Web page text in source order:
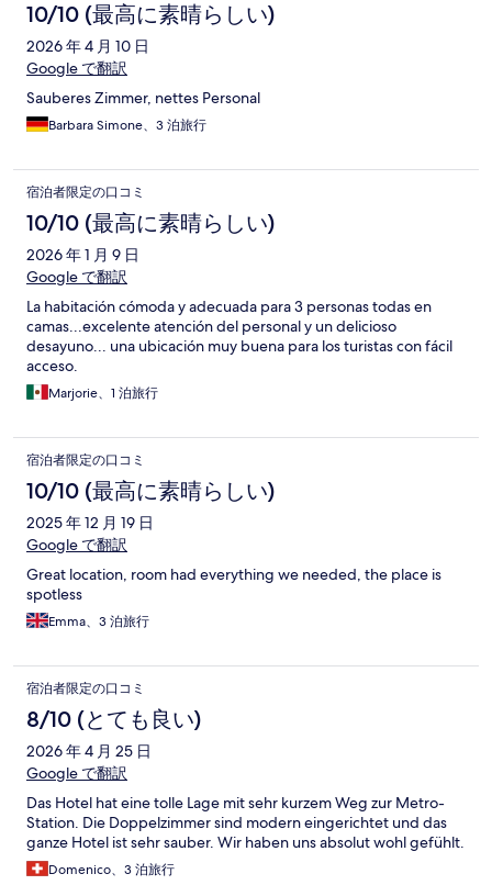
10/10 (最高に素晴らしい)
2026 年 4 月 10 日
Google で翻訳
Sauberes Zimmer, nettes Personal
Barbara Simone、3 泊旅行
宿泊者限定の口コミ
10/10 (最高に素晴らしい)
2026 年 1 月 9 日
Google で翻訳
La habitación cómoda y adecuada para 3 personas todas en
camas...excelente atención del personal y un delicioso
desayuno... una ubicación muy buena para los turistas con fácil
acceso.
Marjorie、1 泊旅行
宿泊者限定の口コミ
10/10 (最高に素晴らしい)
2025 年 12 月 19 日
Google で翻訳
Great location, room had everything we needed, the place is
spotless
Emma、3 泊旅行
宿泊者限定の口コミ
8/10 (とても良い)
2026 年 4 月 25 日
Google で翻訳
Das Hotel hat eine tolle Lage mit sehr kurzem Weg zur Metro-
Station. Die Doppelzimmer sind modern eingerichtet und das
ganze Hotel ist sehr sauber. Wir haben uns absolut wohl gefühlt.
Domenico、3 泊旅行